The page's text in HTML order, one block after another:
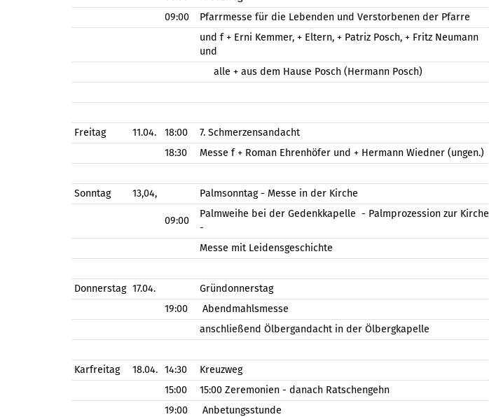
09:00
Pfarrmesse für die Lebenden und Verstorbenen der Pfarre
und f + Erni Kemmer, + Eltern, + Patriz Posch, + Fritz Neumann
und
alle + aus dem Hause Posch (Hermann Posch)
Freitag 11.04. 18:00
7. Schmerzensandacht
18:30
Messe f + Roman Ehrenhöfer und + Hermann Wiedner (ungen.)
Sonntag 13,04, Palmsonntag - Messe in der Kirche
09:00
Palmweihe bei der Gedenkkapelle - Palmprozession zur Kirche
-
Messe mit Leidensgeschichte
Donnerstag 17.04.
Gründonnerstag
19:00
Abendmahlsmesse
anschließend Ölbergandacht in der Ölbergkapelle
Karfreitag 18.04. 14:30
Kreuzweg
15:00
15:00 Zeremonien - danach Ratschengehn
19:00
Anbetungsstunde